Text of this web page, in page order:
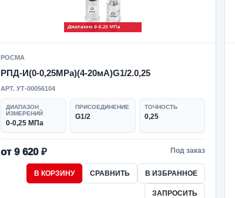
РОСМА
РПД-И(0-0,25MPa)(4-20мА)G1/2.0,25
АРТ. УТ-00056104
ДИАПАЗОН
ИЗМЕРЕНИЙ
0-0,25 МПа
ПРИСОЕДИНЕНИЕ
G1/2
ТОЧНОСТЬ
0,25
от 9 620 ₽ Под заказ
В КОРЗИНУ СРАВНИТЬ В ИЗБРАННОЕ
ЗАПРОСИТЬ